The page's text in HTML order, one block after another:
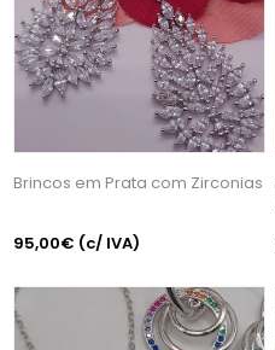
Brincos em Prata com Zirconias
95,00€ (c/ IVA)